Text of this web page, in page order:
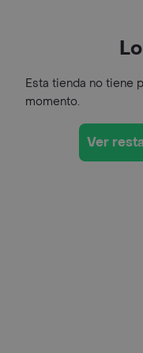
Esta tienda no tiene
momento.
Ver